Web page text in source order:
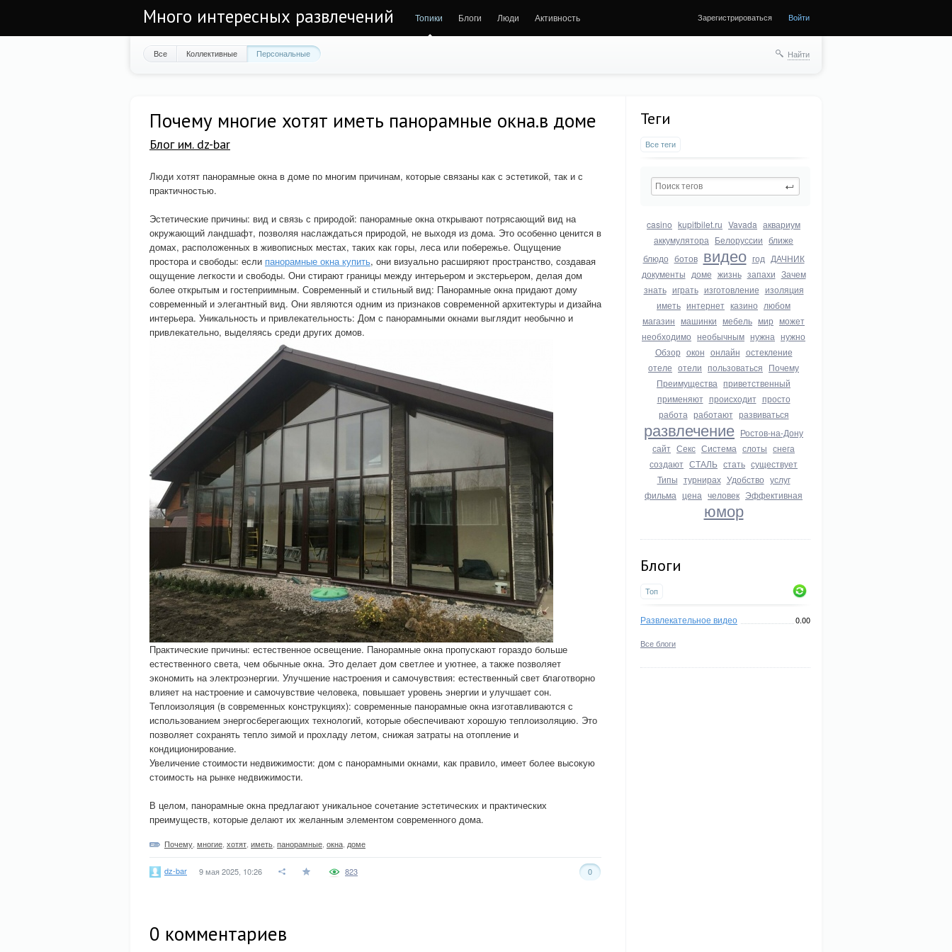
Много интересных развлечений Топики Блоги Люди Активность Зарегистрироваться Войти
Все Коллективные Персональные Найти
Теги
Все теги
casino kupitbilet.ru Vavada аквариум
аккумулятора Белоруссии ближе
блюдо ботов видео год ДАЧНИК
документы доме жизнь запахи Зачем
знать играть изготовление изоляция
иметь интернет казино любом
магазин машинки мебель мир может
необходимо необычным нужна нужно
Обзор окон онлайн остекление
отеле отели пользоваться Почему
Преимущества приветственный
применяют происходит просто
работа работают развиваться
развлечение Ростов-на-Дону
сайт Секс Система слоты снега
создают СТАЛЬ стать существует
Типы турнирах Удобство услуг
фильма цена человек Эффективная
юмор
Блоги
Топ
Развлекательное видео 0.00
Все блоги
Почему многие хотят иметь панорамные окна.в доме
Блог им. dz-bar
Люди хотят панорамные окна в доме по многим причинам, которые связаны как с эстетикой, так и с
практичностью.
Эстетические причины: вид и связь с природой: панорамные окна открывают потрясающий вид на
окружающий ландшафт, позволяя наслаждаться природой, не выходя из дома. Это особенно ценится в
домах, расположенных в живописных местах, таких как горы, леса или побережье. Ощущение
простора и свободы: если панорамные окна купить, они визуально расширяют пространство, создавая
ощущение легкости и свободы. Они стирают границы между интерьером и экстерьером, делая дом
более открытым и гостеприимным. Современный и стильный вид: Панорамные окна придают дому
современный и элегантный вид. Они являются одним из признаков современной архитектуры и дизайна
интерьера. Уникальность и привлекательность: Дом с панорамными окнами выглядит необычно и
привлекательно, выделяясь среди других домов.
Практические причины: естественное освещение. Панорамные окна пропускают гораздо больше
естественного света, чем обычные окна. Это делает дом светлее и уютнее, а также позволяет
экономить на электроэнергии. Улучшение настроения и самочувствия: естественный свет благотворно
влияет на настроение и самочувствие человека, повышает уровень энергии и улучшает сон.
Теплоизоляция (в современных конструкциях): современные панорамные окна изготавливаются с
использованием энергосберегающих технологий, которые обеспечивают хорошую теплоизоляцию. Это
позволяет сохранять тепло зимой и прохладу летом, снижая затраты на отопление и
кондиционирование.
Увеличение стоимости недвижимости: дом с панорамными окнами, как правило, имеет более высокую
стоимость на рынке недвижимости.
В целом, панорамные окна предлагают уникальное сочетание эстетических и практических
преимуществ, которые делают их желанным элементом современного дома.
Почему многие хотят иметь панорамные окна доме
dz-bar 9 мая 2025, 10:26 0
823
0 комментариев